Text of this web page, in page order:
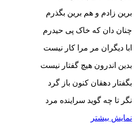
برین زادم و هم برین بگذرم
چنان دان که خاک پى حیدرم‏
ابا دیگران مر مرا کار نیست
بدین اندرون هیچ گفتار نیست‏
بگفتار دهقان کنون باز گرد
نگر تا چه گوید سراینده مرد
نمایش بیشتر